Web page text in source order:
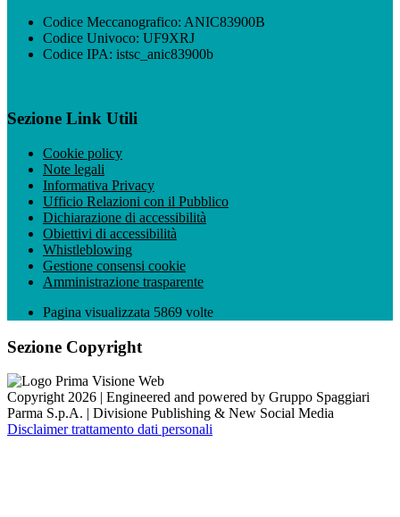
Codice Meccanografico: ANIC83900B
Codice Univoco: UF9XRJ
Codice IPA: istsc_anic83900b
Sezione Link Utili
Cookie policy
Note legali
Informativa Privacy
Ufficio Relazioni con il Pubblico
Dichiarazione di accessibilità
Obiettivi di accessibilità
Whistleblowing
Gestione consensi cookie
Amministrazione trasparente
Pagina visualizzata 5869 volte
Sezione Copyright
Copyright 2026 | Engineered and powered by Gruppo Spaggiari
Parma S.p.A. | Divisione Publishing & New Social Media
Disclaimer trattamento dati personali